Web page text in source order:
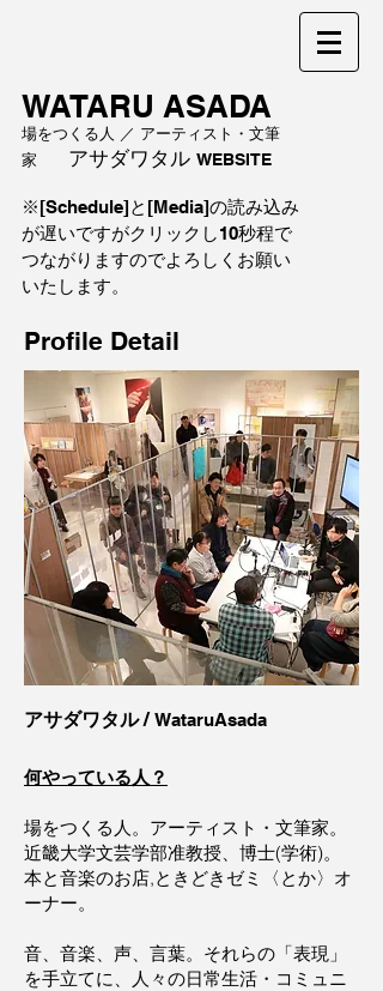
WATARU ASADA
場をつくる人 ／ アーティスト・文筆
家 アサダワタル WEBSITE
※[Schedule]と[Media]の読み込み
が遅いですがクリックし10秒程で
つながりますのでよろしくお願い
いたします。
Profile Detail
アサダワタル /WataruAsada
何やっている人？
場をつくる人。アーティスト・文筆家。
近畿大学文芸学部准教授、博士(学術)。
本と音楽のお店,ときどきゼミ〈とか〉オ
ーナー。
音、音楽、声、言葉。それらの「表現」
を手立てに、人々の日常生活・コミュニ